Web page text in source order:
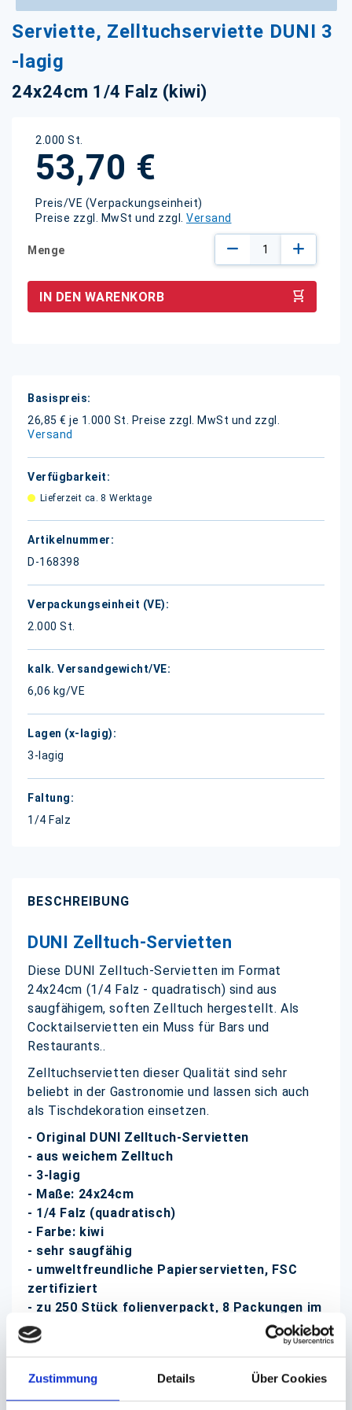
Zustimmung Details Über Cookies
Serviette, Zelltuchserviette DUNI 3
-lagig
24x24cm 1/4 Falz (kiwi)
2.000 St.
53,70 €
Preis/VE (Verpackungseinheit)
Preise zzgl. MwSt und zzgl. Versand
Menge
IN DEN WARENKORB
Weitere
Informationen
26,85 € je 1.000 St.
Preise zzgl. MwSt und zzgl.
Versand
Lieferzeit ca. 8 Werktage
D-168398
2.000 St.
6,06 kg/VE
3-lagig
1/4 Falz
Anfang
der
Bildgalerie
springen
BESCHREIBUNG
DUNI Zelltuch-Servietten
Diese DUNI Zelltuch-Servietten im Format
24x24cm (1/4 Falz - quadratisch) sind aus
saugfähigem, soften Zelltuch hergestellt. Als
Cocktailservietten ein Muss für Bars und
Restaurants..
Zelltuchservietten dieser Qualität sind sehr
beliebt in der Gastronomie und lassen sich auch
als Tischdekoration einsetzen.
- Original DUNI Zelltuch-Servietten
- aus weichem Zelltuch
- 3-lagig
- Maße: 24x24cm
- 1/4 Falz (quadratisch)
- Farbe: kiwi
- sehr saugfähig
- umweltfreundliche Papierservietten, FSC
zertifiziert
- zu 250 Stück folienverpackt, 8 Packungen im
Karton
DUNI Zelltuch-Servietten bzw.
Cocktailservietten finden Sie bei uns in vielen
verschiedenen Farben und Formaten zu günstigen